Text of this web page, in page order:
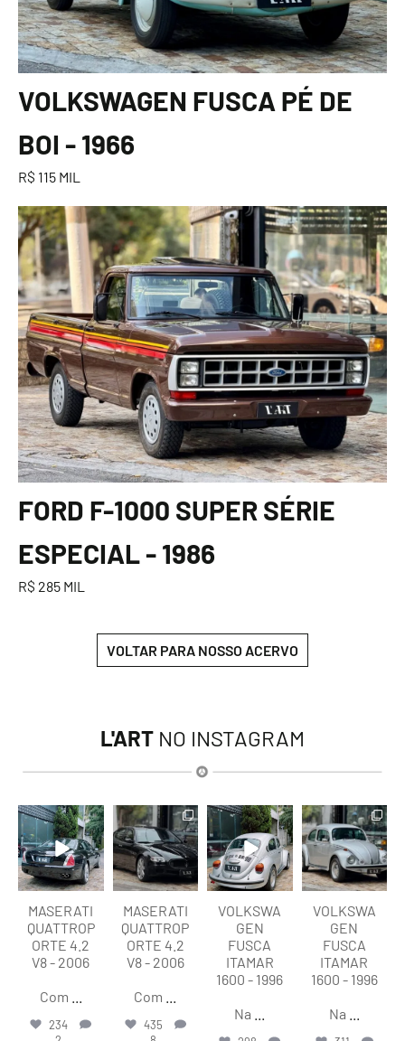
VOLKSWAGEN FUSCA PÉ DE
BOI - 1966
R$ 115 MIL
FORD F-1000 SUPER SÉRIE
ESPECIAL - 1986
R$ 285 MIL
VOLTAR PARA NOSSO ACERVO
L'ART NO INSTAGRAM
lart.br
Ago 6
MASERATI
QUATTROP
ORTE 4.2
V8 - 2006
Com
234
lart.br
Ago 6
MASERATI
QUATTROP
ORTE 4.2
V8 - 2006
Com
435
lart.br
Ago 6
VOLKSWA
GEN
FUSCA
ITAMAR
1600 - 1996
Na
lart.br
Ago 6
VOLKSWA
GEN
FUSCA
ITAMAR
1600 - 1996
Na